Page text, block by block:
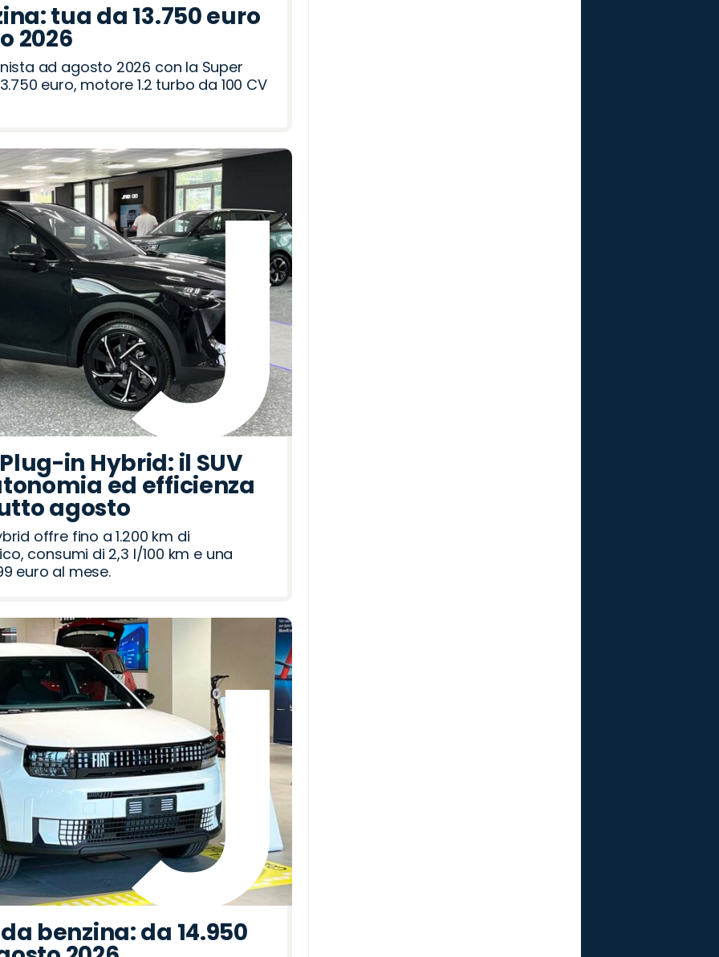
tua da 13.750 euro
2026
ad agosto 2026 con la Super
euro, motore 1.2 turbo da 100 CV
in Hybrid: il SUV
ed efficienza
agosto
offre fino a 1.200 km di
consumi di 2,3 l/100 km e una
euro al mese.
benzina: da 14.950